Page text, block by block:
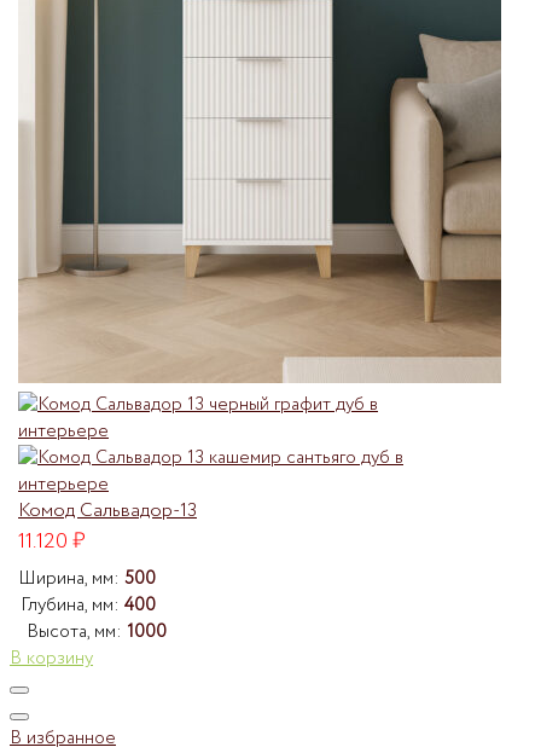
Комод Сальвадор-13
11.120₽
Ширина, мм: 500
Глубина, мм: 400
Высота, мм: 1000
В корзину
В избранное